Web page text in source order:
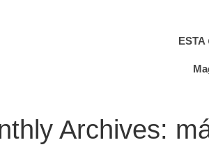
ESTA
Archives: